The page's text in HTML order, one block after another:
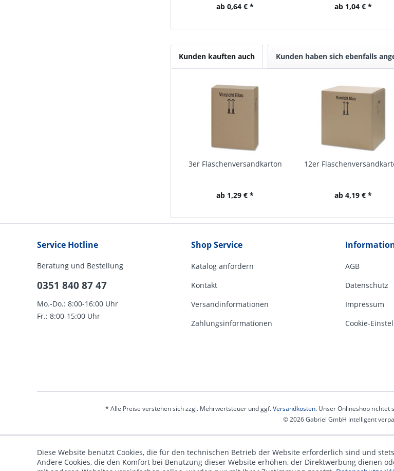
ab 0,64 € * ab 1,04 € *
Kunden kauften auch Kunden haben sich ebenfalls
3er Flaschenversandkarton
ab 1,29 € *
12er
ab 4,19 € *
Service Hotline
Beratung und Bestellung
0351 840 87 47
Mo.-Do.: 8:00-16:00 Uhr
Fr.: 8:00-15:00 Uhr
Shop Service
Katalog anfordern
Kontakt
Versandinformationen
Zahlungsinformationen
AGB
Datenschutz
Impressum
Cookie-
* Alle Preise verstehen sich zzgl. Mehrwertsteuer und ggf.Versandkosten. Unser Onlineshop richtet
© 2026 Gabriel GmbH intelligent
Diese Website benutzt Cookies, die für den technischen Betrieb der Website erforderlich sind und
Andere Cookies, die den Komfort bei Benutzung dieser Website erhöhen, der Direktwerbung dienen